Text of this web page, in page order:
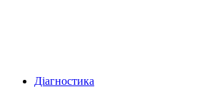
Діагностика